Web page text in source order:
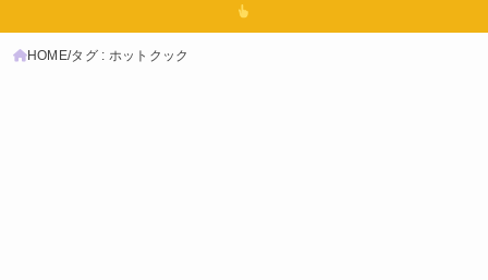
HOME タグ : ホットクック